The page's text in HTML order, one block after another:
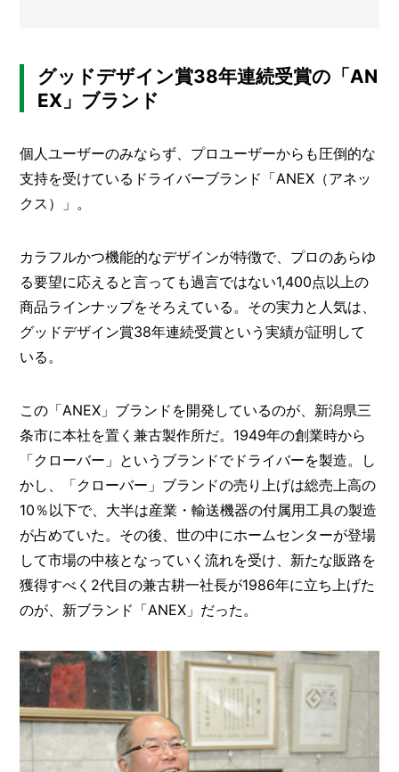
ー /
R
N
D
ク
イ
タ
ー
C
R
A
O
R
ユ
ー
ザ
ー /
C
U
S
T
M
R
ス
タ
ッ
フ
C
グッドデザイン賞38年連続受賞の「AN
EX」ブランド
個人ユーザーのみならず、プロユーザーからも圧倒的な
支持を受けているドライバーブランド「ANEX（アネッ
クス）」。
カラフルかつ機能的なデザインが特徴で、プロのあらゆ
る要望に応えると言っても過言ではない1,400点以上の
商品ラインナップをそろえている。その実力と人気は、
グッドデザイン賞38年連続受賞という実績が証明して
いる。
この「ANEX」ブランドを開発しているのが、新潟県三
条市に本社を置く兼古製作所だ。1949年の創業時から
「クローバー」というブランドでドライバーを製造。し
かし、「クローバー」ブランドの売り上げは総売上高の
10％以下で、大半は産業・輸送機器の付属用工具の製造
が占めていた。その後、世の中にホームセンターが登場
して市場の中核となっていく流れを受け、新たな販路を
獲得すべく2代目の兼古耕一社長が1986年に立ち上げた
のが、新ブランド「ANEX」だった。